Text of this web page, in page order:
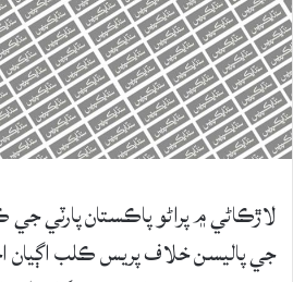
لاڙڪاڻي ۾ پراڻو پاڪستان پارٽي
جي پاليسن خلاف پريس ڪلب اڳيان